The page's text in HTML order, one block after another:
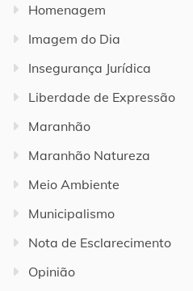
Homenagem
Imagem do Dia
Insegurança Jurídica
Liberdade de Expressão
Maranhão
Maranhão Natureza
Meio Ambiente
Municipalismo
Nota de Esclarecimento
Opinião